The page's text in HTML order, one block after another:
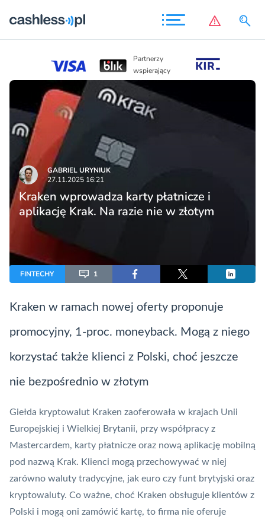
Partnerzy
wspierający
GABRIEL URYNIUK
27.11.2025 16:21
Kraken wprowadza karty płatnicze i
aplikację Krak. Na razie nie w złotym
FINTECHY 1
Kraken w ramach nowej oferty proponuje
promocyjny, 1-proc. moneyback. Mogą z niego
korzystać także klienci z Polski, choć jeszcze
nie bezpośrednio w złotym
Giełda kryptowalut Kraken zaoferowała w krajach Unii
Europejskiej i Wielkiej Brytanii, przy współpracy z
Mastercardem, karty płatnicze oraz nową aplikację mobilną
pod nazwą Krak. Klienci mogą przechowywać w niej
zarówno waluty tradycyjne, jak euro czy funt brytyjski oraz
kryptowaluty. Co ważne, choć Kraken obsługuje klientów z
Polski i mogą oni zamówić kartę, to firma nie oferuje